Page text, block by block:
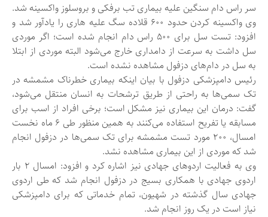
سر راس دام سنگین علیه بیماری تب برفکی و بروسلوز واکسینه شد.
وی واکسینه کردن حدود ۶۰۰ قلاده سگ علیه هاری را یادآور شد و
افزود: تست سل برای ۵۰۰ راس دام انجام شده است؛ اگر موردی
سل داشت به سرعت از دامداری خارج می‌شود البته موردی از ابتلا
به سل در دام‌های دزفول مشاهده نشده است.
رئیس دامپزشکی دزفول با بیان اینکه بیماری خطرناک مشمشه در
تک سمی‌ها به راحتی از طریق ترشحات به انسان منتقل می‌شود،
گفت: درمان این بیماری نیز مشکل است؛ برخی افراد از اسب برای
مسابقه یا تفریح استفاده می‌کنند به همین منظور طی ۶ ماه نخست
امسال، ۲۰۰ مورد تست مشمشه برای تک سمی‌ها در دزفول انجام
شد که موردی از این بیماری مشاهده نشد.
وی به فعالیت اردوهای جهادی نیز اشاره کرد و افزود: امسال ۲ بار
اردوی جهادی با همکاری بسیج در دزفول انجام شد که طی اردوی
جهادی سال گذشته در شهیون، تمام خدماتی که برای دامپزشکی
نیاز است در یک روز انجام شد.